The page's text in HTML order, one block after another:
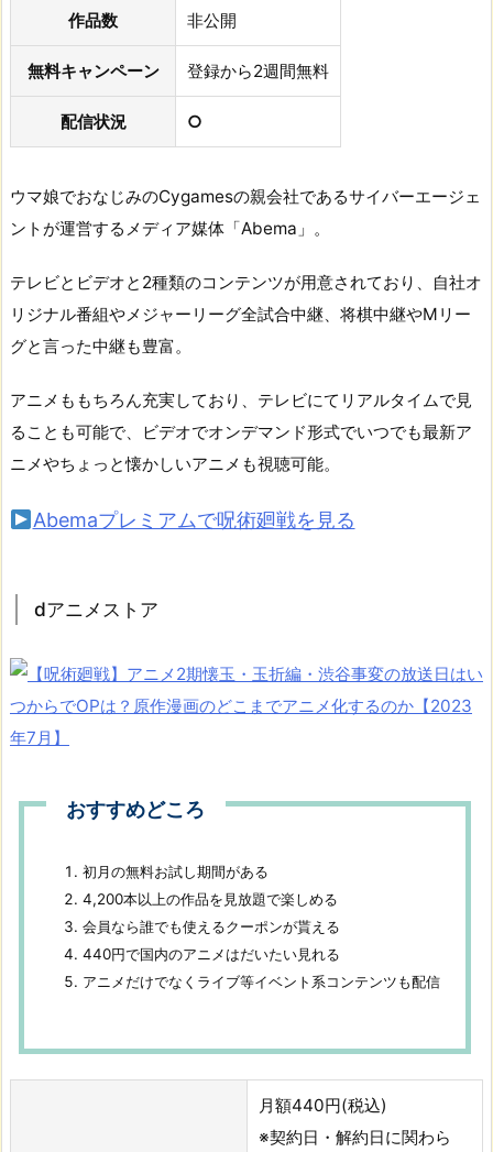
作品数 非公開
無料キャンペーン 登録から2週間無料
配信状況 ○
ウマ娘でおなじみのCygamesの親会社であるサイバーエージェ
ントが運営するメディア媒体「Abema」。
テレビとビデオと2種類のコンテンツが用意されており、自社オ
リジナル番組やメジャーリーグ全試合中継、将棋中継やMリー
グと言った中継も豊富。
アニメももちろん充実しており、テレビにてリアルタイムで見
ることも可能で、ビデオでオンデマンド形式でいつでも最新ア
ニメやちょっと懐かしいアニメも視聴可能。
Abemaプレミアムで呪術廻戦を見る
dアニメストア
おすすめどころ
初月の無料お試し期間がある
4,200本以上の作品を見放題で楽しめる
会員なら誰でも使えるクーポンが貰える
440円で国内のアニメはだいたい見れる
アニメだけでなくライブ等イベント系コンテンツも配信
月額440円(税込)
※契約日・解約日に関わら